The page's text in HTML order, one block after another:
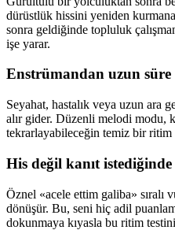
dürüstlük hissini yeniden
sonra geldiğinde topluluk
işe yarar.
Enstrümandan uzun
Seyahat, hastalık veya uzun ara
alır gider. Düzenli melodi modu,
tekrarlayabileceğin temiz bir ritim
His değil kanıt istediğinde
Öznel «acele ettim galiba» sıralı
dönüşür. Bu, seni hiç adil
dokunmaya kıyasla bu ritim